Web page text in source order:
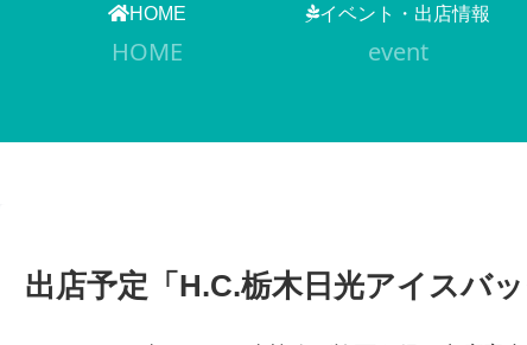
HOME
HOME
イベント・出店情報
event
出店予定「H.C.栃木日光アイスバ